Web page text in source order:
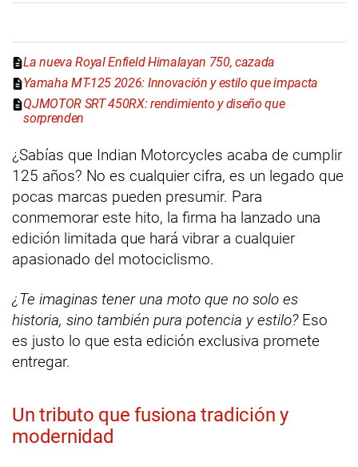
La nueva Royal Enfield Himalayan 750, cazada
Yamaha MT-125 2026: Innovación y estilo que impacta
QJMOTOR SRT 450RX: rendimiento y diseño que
sorprenden
¿Sabías que Indian Motorcycles acaba de cumplir
125 años? No es cualquier cifra, es un legado que
pocas marcas pueden presumir. Para
conmemorar este hito, la firma ha lanzado una
edición limitada que hará vibrar a cualquier
apasionado del motociclismo.
¿Te imaginas tener una moto que no solo es
historia, sino también pura potencia y estilo?Eso
es justo lo que esta edición exclusiva promete
entregar.
Un tributo que fusiona tradición y
modernidad